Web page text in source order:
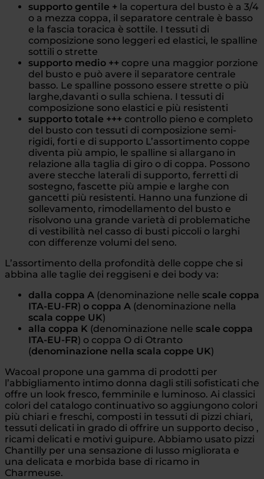
supporto gentile + la copertura del busto è a 3/4
o a mezza coppa, il separatore centrale è basso
e la fascia toracica è sottile. I tessuti di
composizione sono leggeri ed elastici, le spalline
sottili o strette
supporto medio ++ copre una maggior porzione
del busto e può avere il separatore centrale
basso. Le spalline possono essere strette o più
larghe,davanti o sulla schiena. I tessuti di
composizione sono elastici e più resistenti
supporto totale +++ controllo pieno e completo
del busto con tessuti di composizione semi-
rigidi, forti e di supporto L’assortimento coppe
diventa più ampio, le spalline si allargano in
relazione alla taglia di giro o di coppa. Possono
avere stecche laterali di supporto, ferretti di
sostegno, fascette più ampie e larghe con
gancetti più resistenti. Hanno una funzione di
sollevamento, rimodellamento del busto e
risolvono una grande varietà di problematiche
di vestibilità nel casso di busti piccoli o larghi
con differenze volumi del seno.
L’assortimento della profondità delle coppe che si
abbina alle taglie dei reggiseni e dei body va:
dalla coppa A (denominazione nelle scale coppa
ITA-EU-FR) o coppa A (denominazione nella
scala coppe UK)
alla coppa K (denominazione nelle scale coppa
ITA-EU-FR) o coppa O di Otranto
(denominazione nella scala coppe UK)
Wacoal propone una gamma di prodotti per
l’abbigliamento intimo donna dagli stili sofisticati che
offre un look fresco, femminile e luminoso. Ai classici
colori del catalogo continuativo so aggiungono colori
più chiari e freschi, composti in tessuti di pizzi chiari,
tessuti delicati in grado di offrire un supporto deciso ,
ricami delicati e motivi guipure. Abbiamo usato pizzi
Chantilly per una sensazione di lusso migliorata e
una delicata e morbida base di ricamo in
Charmeuse.